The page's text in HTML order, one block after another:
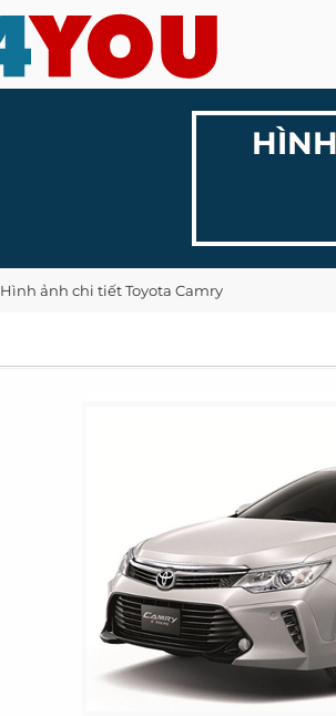
Hình ảnh chi tiết Toyota Camry